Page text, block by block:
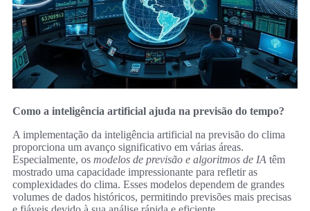
Como a inteligência artificial ajuda na previsão do tempo?
A implementação da inteligência artificial na previsão do clima
proporciona um avanço significativo em várias áreas.
Especialmente, os modelos de previsão e algoritmos de IA têm
mostrado uma capacidade impressionante para refletir as
complexidades do clima. Esses modelos dependem de grandes
volumes de dados históricos, permitindo previsões mais precisas